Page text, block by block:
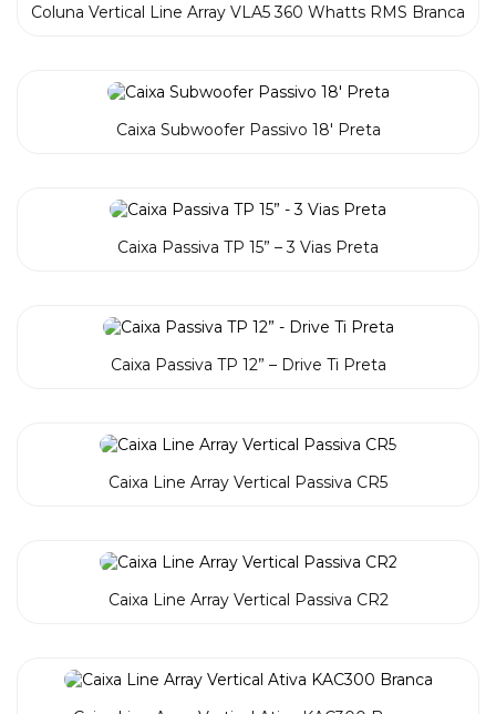
Coluna Vertical Line Array VLA5 360 Whatts RMS Branca
Caixa Subwoofer Passivo 18′ Preta
Caixa Passiva TP 15” – 3 Vias Preta
Caixa Passiva TP 12” – Drive Ti Preta
Caixa Line Array Vertical Passiva CR5
Caixa Line Array Vertical Passiva CR2